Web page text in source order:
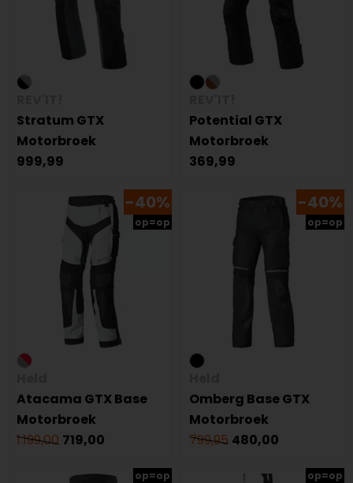
Stratum GTX
Motorbroek
999,99
Potential GTX
Motorbroek
369,99
-40%
op=op
Atacama GTX Base
Motorbroek
1.199,00 719,00
-40%
op=op
Omberg Base GTX
Motorbroek
799,95 480,00
op=op op=op